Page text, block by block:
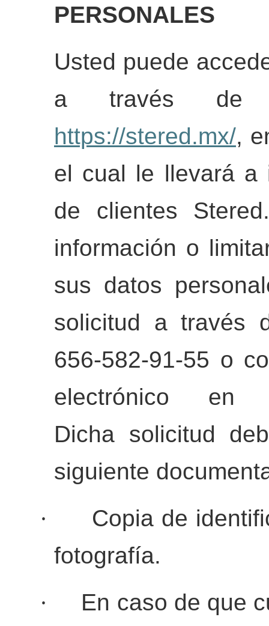
PERSONALES
Usted puede
a través de
https://stered.mx/,
el cual le llevará a
de clientes
información o
sus datos
solicitud a través
656-582-91-55 o
electrónico
Dicha solicitud
siguiente
·
Copia de
fotografía.
·
En caso de que